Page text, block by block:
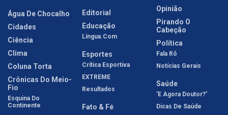
Água De Chocalho
Cidades
Ciência
Clima
Coluna Torta
Crônicas Do Meio-
Fio
Esquina Do
Continente
Editorial
Educação
Língua.com
Esportes
Crítica Esportiva
EXTREME
Resultados
Fato & Fé
Opinião
Pirando O
Cabeção
Política
Fala Rô
Notícias Gerais
Saúde
'E Agora Doutor?'
Dicas De Saúde